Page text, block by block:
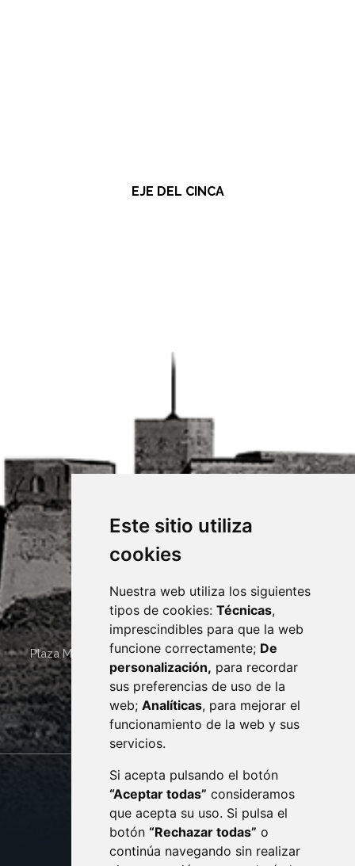
Este sitio utiliza
cookies
Nuestra web utiliza los siguientes
tipos de cookies: Técnicas,
imprescindibles para que la web
funcione correctamente; De
personalización, para recordar
sus preferencias de uso de la
web; Analíticas, para mejorar el
funcionamiento de la web y sus
servicios.
Si acepta pulsando el botón
“Aceptar todas” consideramos
que acepta su uso. Si pulsa el
botón “Rechazar todas” o
continúa navegando sin realizar
EJE DEL CINCA
Plaza Mayor 4 22400 MONZÓN - ARAGÓN (ESPAÑA)
· (34) 974 400 700 ·
sac@monzon.es
monzon.es
CONTACTO
AVISO LEGAL
PROTECCIÓN DE DATOS
POLÍTICA DE COOKIES
ACCESIBILIDAD